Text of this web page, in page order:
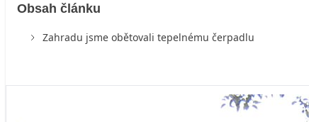
Obsah článku
Zahradu jsme obětovali tepelnému čerpadlu